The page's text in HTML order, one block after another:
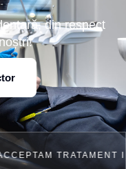
din respect
TRATAMENT IN RATE